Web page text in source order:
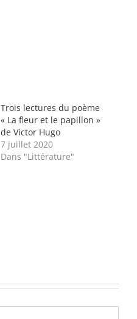
Trois lectures du poème
« La fleur et le papillon »
de Victor Hugo
7 juillet 2020
Dans "Littérature"